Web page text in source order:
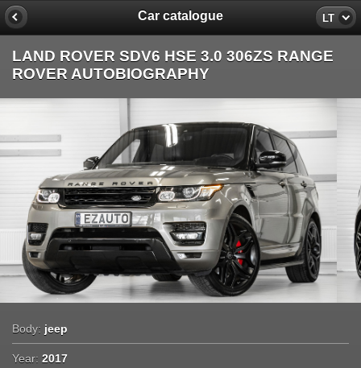
Car catalogue LT
LAND ROVER SDV6 HSE 3.0 306ZS RANGE
ROVER AUTOBIOGRAPHY
Body: jeep
Year: 2017